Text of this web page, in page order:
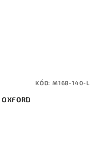
KÓD: M168-140-L